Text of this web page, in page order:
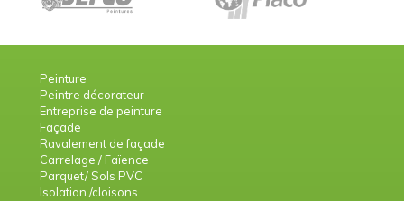
Peinture
Peintre décorateur
Entreprise de peinture
Façade
Ravalement de façade
Carrelage / Faïence
Parquet/ Sols PVC
Isolation /cloisons